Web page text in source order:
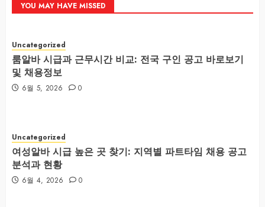
YOU MAY HAVE MISSED
Uncategorized
룸알바 시급과 근무시간 비교: 전국 구인 공고 바로보기
및 채용정보
6월 5, 2026 0
Uncategorized
여성알바 시급 높은 곳 찾기: 지역별 파트타임 채용 공고
분석과 현황
6월 4, 2026 0